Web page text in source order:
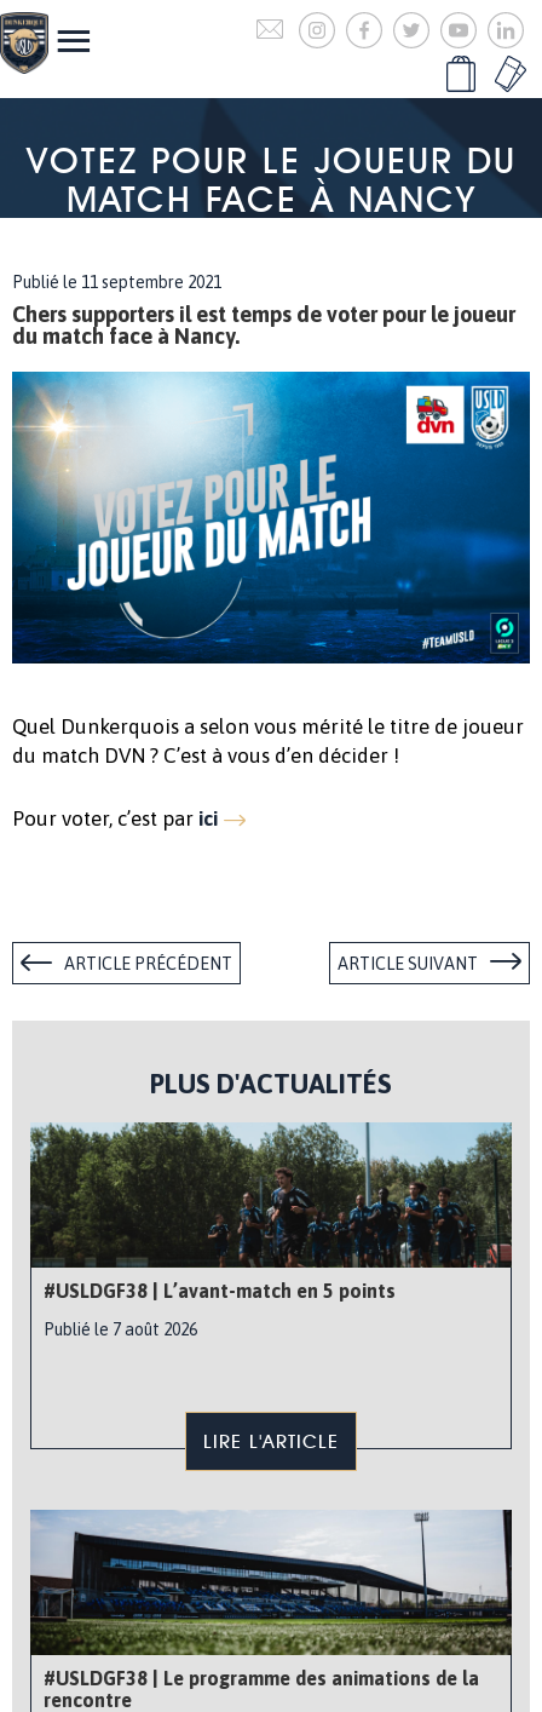
VOTEZ POUR LE JOUEUR DU
MATCH FACE À NANCY
Publié le 11 septembre 2021
Chers supporters il est temps de voter pour le joueur
du match face à Nancy.
Quel Dunkerquois a selon vous mérité le titre de joueur
du match DVN ? C’est à vous d’en décider !
Pour voter, c’est par ici
ARTICLE PRÉCÉDENT ARTICLE SUIVANT
PLUS D'ACTUALITÉS
#USLDGF38 | L’avant-match en 5 points
Publié le 7 août 2026
LIRE L'ARTICLE
#USLDGF38 | Le programme des animations de la
rencontre